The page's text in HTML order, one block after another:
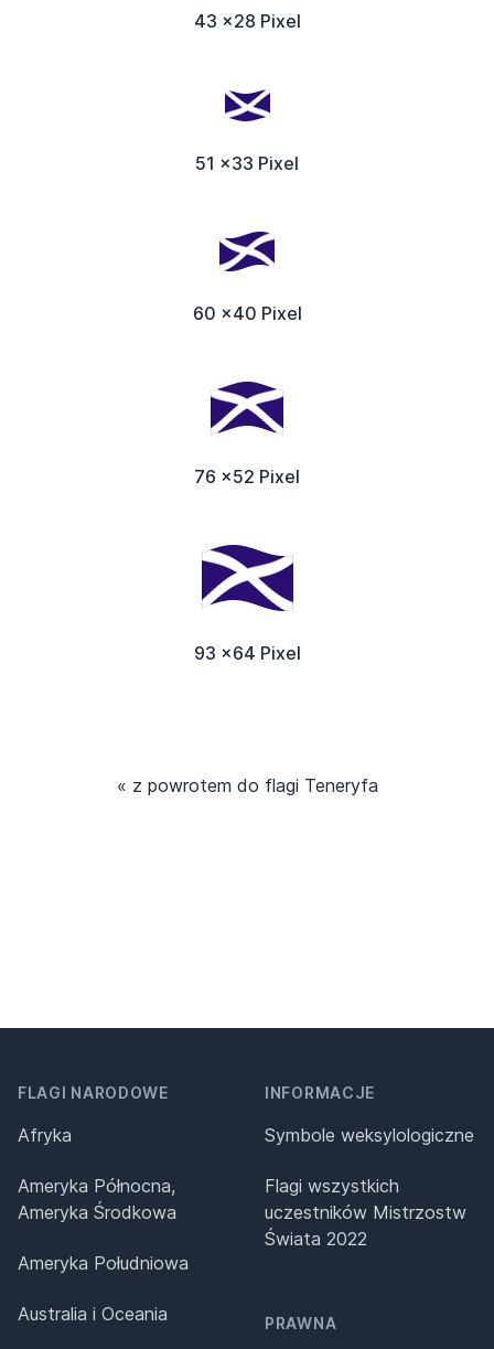
43 x28 Pixel
51 x33 Pixel
60 x40 Pixel
76 x52 Pixel
93 x64 Pixel
« z powrotem do flagi Teneryfa
FLAGI NARODOWE
Afryka
Ameryka Północna,
Ameryka Środkowa
Ameryka Południowa
Australia i Oceania
INFORMACJE
Symbole weksylologiczne
Flagi wszystkich
uczestników Mistrzostw
Świata 2022
PRAWNA